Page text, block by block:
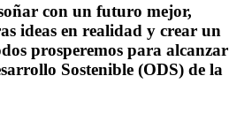
con un futuro mejor,
ideas en realidad y crear un
prosperemos para alcanzar
Sostenible (ODS) de la